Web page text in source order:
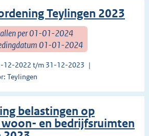
Teylingen 2023
per 01-01-2024
01-01-2024
12-2022 t/m 31-12-2023
Teylingen
belastingen op
en bedrijfsruimten